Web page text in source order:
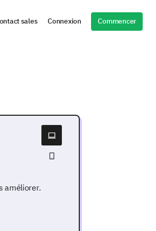
sales Connexion Commencer
améliorer.